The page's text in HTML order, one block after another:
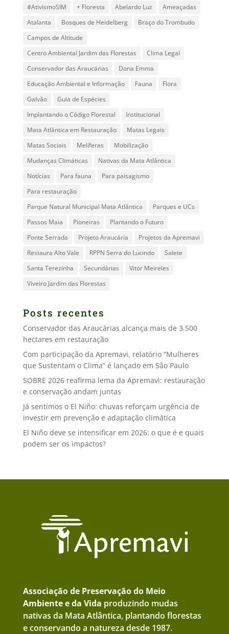
#AtivismoSIM + Floresta Abelardo Luz
Ameaçadas
Atalanta
Bosques de Heidelberg
Braço do Trombudo
Campos de Altitude
Centro Ambiental Jardim das Florestas
Clima Legal
Conservador das Araucárias
Dona Emma
Educação Ambiental e Informação
Fauna
Flora
Galvão
Guia de Espécies
Implantando o Código Florestal
Institucional
Mata Atlântica em Restauração
Matas Legais
Matas Sociais
Melíferas
Mobilização
Mudanças Climáticas
Nativas da Mata Atlântica
Notícias
Para fauna
Para paisagismo
Para restauração
Parque Natural Municipal Mata Atlântica
Parques e UCs
Passos Maia
Pioneiras
Plantando o Futuro
Ponte Serrada
Projeto Araucária
Projetos da Apremavi
Restaura Alto Vale
RPPN Serra do Lucindo
Salete
Santa Terezinha
Secundárias
Vitor Meireles
Viveiro Jardim das Florestas
Posts recentes
Conservador das Araucárias alcança mais de 3.500
hectares em restauração
Com participação da Apremavi, relatório “Mulheres
que Sustentam o Clima” é lançado em São Paulo
SOBRE 2026 reafirma lema da Apremavi: restauração
e conservação andam juntas
Já sentimos o El Niño: chuvas reforçam urgência de
investir em prevenção e adaptação climática
El Niño deve se intensificar em 2026: o que é e quais
podem ser os impactos?
Associação de Preservação do Meio
Ambiente e da Vida produzindo mudas
nativas da Mata Atlântica, plantando florestas
e conservando a natureza desde 1987.